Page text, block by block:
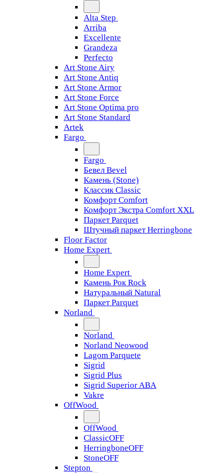
Alta Step
Arriba
Excellente
Grandeza
Perfecto
Art Stone Airy
Art Stone Antiq
Art Stone Armor
Art Stone Force
Art Stone Optima pro
Art Stone Standard
Artek
Fargo
Fargo
Бевел Bevel
Камень (Stone)
Классик Classic
Комфорт Comfort
Комфорт Экстра Comfort XXL
Паркет Parquet
Штучный паркет Herringbone
Floor Factor
Home Expert
Home Expert
Камень Рок Rock
Натуральный Natural
Паркет Parquet
Norland
Norland
Norland Neowood
Lagom Parquete
Sigrid
Sigrid Plus
Sigrid Superior ABA
Vakre
OffWood
OffWood
ClassicOFF
HerringboneOFF
StoneOFF
Stepton